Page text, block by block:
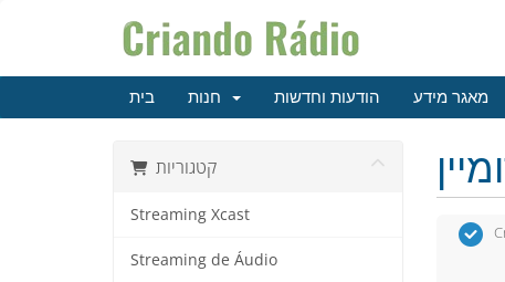
בית הודעות וחדשות מאגר מידע
קטגוריות
Streaming Xcast
Streaming de Áudio